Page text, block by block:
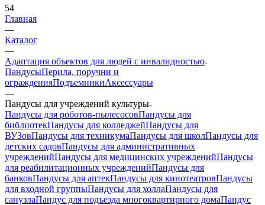
54
Главная
—
Каталог
—
Адаптация объектов для людей с инвалидностью
ПандусыПерила, поручни и
огражденияПодъемникиАксессуары
—
Пандусы для учреждений культуры
Пандусы для роботов-пылесосовПандусы для
библиотекПандусы для колледжейПандусы для
ВУЗовПандусы для техникумаПандусы для школПандусы для
детских садовПандусы для административных
учрежденийПандусы для медицинских учрежденийПандусы
для реабилитационных учрежденийПандусы для
банковПандусы для аптекПандусы для кинотеатровПандусы
для входной группыПандусы для холлаПандусы для
санузлаПандус для подъезда многоквартирного домаПандус